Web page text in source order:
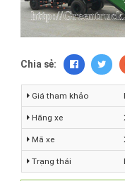
Giá tham khảo
Hãng xe
Mã xe
Trạng thái